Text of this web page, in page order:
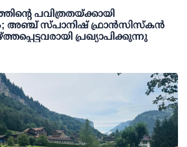
പവിത്രതയ്ക്കായി
അഞ്ച് സ്പാനിഷ് ഫ്രാന്‍സിസ്‌കന്‍
പ്രഖ്യാപിക്കുന്നു